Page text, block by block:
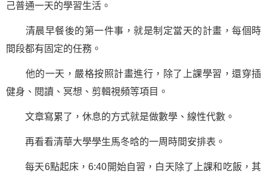
己普通一天的學習生活。
清晨早餐後的第一件事，就是制定當天的計畫，每個時
間段都有固定的任務。
他的一天，嚴格按照計畫進行，除了上課學習，還穿插
健身、閱讀、冥想、剪輯視頻等項目。
文章寫累了，休息的方式就是做數學、線性代數。
再看看清華大學學生馬冬晗的一周時間安排表。
每天6點起床，6:40開始自習，白天除了上課和吃飯，其